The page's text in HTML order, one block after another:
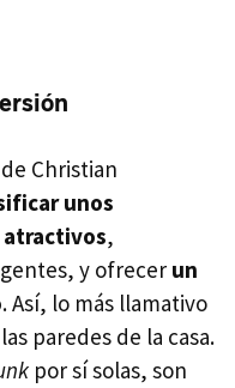
Christian
unos
,
y ofrecer un
. Así, lo más llamativo
paredes de la casa.
por sí solas, son